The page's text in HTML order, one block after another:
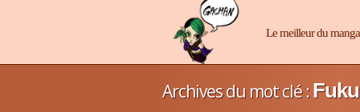
Manga-Chan
Le meilleur du
Archives du mot clé :